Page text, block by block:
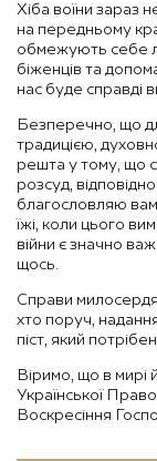
Хіба воїни зараз
на передньому
обмежують себе
біженців та
нас буде справді
Безперечно, що
традицією,
решта у тому, що
розсуд,
благословляю
їжі, коли цього
війни є значно
щось.
Справи
хто поруч,
піст, який
Віримо, що в мирі
Української
Воскресіння